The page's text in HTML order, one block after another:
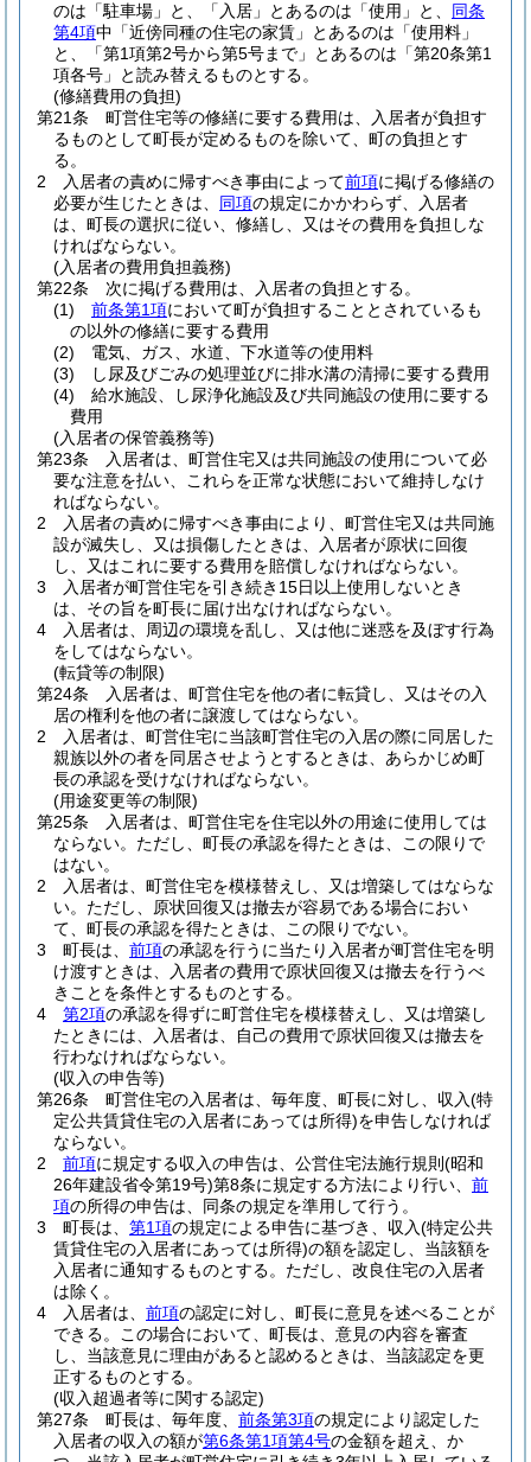
のは「駐車場」と、「入居」とあるのは「使用」と、 同条
第4項中「近傍同種の住宅の家賃」とあるのは「使用料」
と、「第1項第2号から第5号まで」とあるのは「第20条第1
項各号」と読み替えるものとする。
(修繕費用の負担)
第21条
町営住宅等の修繕に要する費用は、入居者が負担す
るものとして町長が定めるものを除いて、町の負担とす
る。
2
入居者の責めに帰すべき事由によって前項に掲げる修繕の
必要が生じたときは、 同項の規定にかかわらず、入居者
は、町長の選択に従い、修繕し、又はその費用を負担しな
ければならない。
(入居者の費用負担義務)
第22条
次に掲げる費用は、入居者の負担とする。
(1)
前条第1項において町が負担することとされているも
の以外の修繕に要する費用
(2)
電気、ガス、水道、下水道等の使用料
(3)
し尿及びごみの処理並びに排水溝の清掃に要する費用
(4)
給水施設、し尿浄化施設及び共同施設の使用に要する
費用
(入居者の保管義務等)
第23条
入居者は、町営住宅又は共同施設の使用について必
要な注意を払い、これらを正常な状態において維持しなけ
ればならない。
2
入居者の責めに帰すべき事由により、町営住宅又は共同施
設が滅失し、又は損傷したときは、入居者が原状に回復
し、又はこれに要する費用を賠償しなければならない。
3
入居者が町営住宅を引き続き15日以上使用しないとき
は、その旨を町長に届け出なければならない。
4
入居者は、周辺の環境を乱し、又は他に迷惑を及ぼす行為
をしてはならない。
(転貸等の制限)
第24条
入居者は、町営住宅を他の者に転貸し、又はその入
居の権利を他の者に譲渡してはならない。
2
入居者は、町営住宅に当該町営住宅の入居の際に同居した
親族以外の者を同居させようとするときは、あらかじめ町
長の承認を受けなければならない。
(用途変更等の制限)
第25条
入居者は、町営住宅を住宅以外の用途に使用しては
ならない。 ただし、町長の承認を得たときは、この限りで
はない。
2
入居者は、町営住宅を模様替えし、又は増築してはならな
い。 ただし、原状回復又は撤去が容易である場合におい
て、町長の承認を得たときは、この限りでない。
3
町長は、 前項の承認を行うに当たり入居者が町営住宅を明
け渡すときは、入居者の費用で原状回復又は撤去を行うべ
きことを条件とするものとする。
4
第2項の承認を得ずに町営住宅を模様替えし、又は増築し
たときには、入居者は、自己の費用で原状回復又は撤去を
行わなければならない。
(収入の申告等)
第26条
町営住宅の入居者は、毎年度、町長に対し、収入(特
定公共賃貸住宅の入居者にあっては所得)を申告しなければ
ならない。
2
前項に規定する収入の申告は、公営住宅法施行規則 (昭和
26年建設省令第19号)第8条に規定する方法により行い、 前
項の所得の申告は、同条の規定を準用して行う。
3
町長は、 第1項の規定による申告に基づき、収入(特定公共
賃貸住宅の入居者にあっては所得)の額を認定し、当該額を
入居者に通知するものとする。 ただし、改良住宅の入居者
は除く。
4
入居者は、 前項の認定に対し、町長に意見を述べることが
できる。
この場合において、町長は、意見の内容を審査
し、当該意見に理由があると認めるときは、当該認定を更
正するものとする。
(収入超過者等に関する認定)
第27条
町長は、毎年度、 前条第3項の規定により認定した
入居者の収入の額が第6条第1項第4号の金額を超え、か